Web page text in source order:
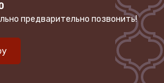
предварительно позвонить!